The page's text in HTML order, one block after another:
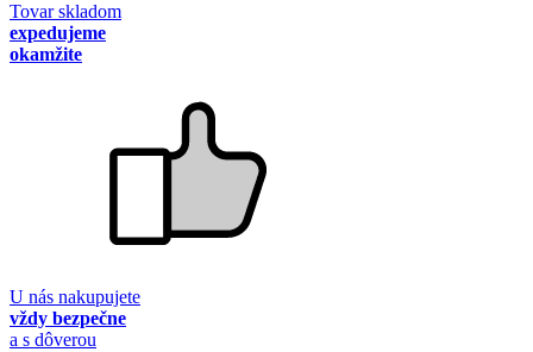
Tovar skladom
expedujeme
okamžite
U nás nakupujete
vždy bezpečne
a s dôverou